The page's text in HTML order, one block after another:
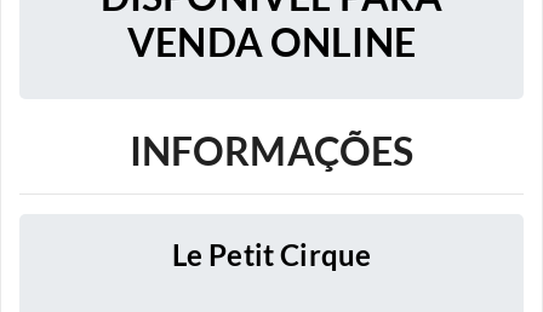
VENDA ONLINE
INFORMAÇÕES
Le Petit Cirque